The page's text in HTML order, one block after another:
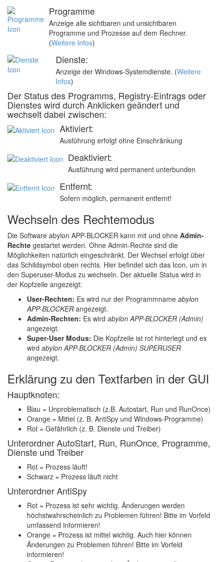
Programme
Anzeige alle sichtbaren und unsichtbaren
Programme und Prozesse auf dem Rechner.
(Weitere Infos)
Dienste:
Anzeige der Windows-Systemdienste. (Weitere
Infos)
Der Status des Programms, Registry-Eintrags oder
Dienstes wird durch Anklicken geändert und
wechselt dabei zwischen:
Aktiviert:
Ausführung erfolgt ohne Einschränkung
Deaktiviert:
Ausführung wird permanent unterbunden
Entfernt:
Sofern möglich, permanent entfernt!
Wechseln des Rechtemodus
Die Software abylon APP-BLOCKER kann mit und ohne Admin-
Rechte gestartet werden. Ohne Admin-Rechte sind die
Möglichkeiten natürlich eingeschränkt. Der Wechsel erfolgt über
das Schildsymbol oben rechts. Hier befindet sich das Icon, um in
den Superuser-Modus zu wechseln. Der aktuelle Status wird in
der Kopfzeile angezeigt:
User-Rechten: Es wird nur der Programmname abylon
APP-BLOCKER angezeigt.
Admin-Rechten: Es wird abylon APP-BLOCKER (Admin)
angezeigt.
Super-User Modus: Die Kopfzeile ist rot hinterlegt und es
wird abylon APP-BLOCKER (Admin) SUPERUSER
angezeigt.
Erklärung zu den Textfarben in der GUI
Hauptknoten:
Blau = Unproblematisch (z.B. Autostart, Run und RunOnce)
Orange = Mittel (z. B. AntiSpy und Windows-Programme)
Rot = Gefährlich (z. B. Dienste und Treiber)
Unterordner AutoStart, Run, RunOnce, Programme,
Dienste und Treiber
Rot = Prozess läuft!
Schwarz = Prozess läuft nicht
Unterordner AntiSpy
Rot = Prozess ist sehr wichtig. Änderungen werden
höchstwahrscheinlich zu Problemen führen! Bitte im Vorfeld
umfassend informieren!
Orange = Prozess ist mittel wichtig. Auch hier können
Änderungen zu Problemen führen! Bitte im Vorfeld
informieren!